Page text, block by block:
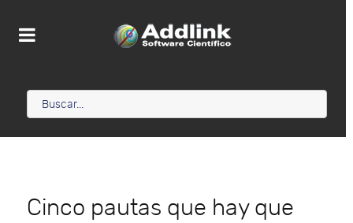
Cinco pautas que hay que